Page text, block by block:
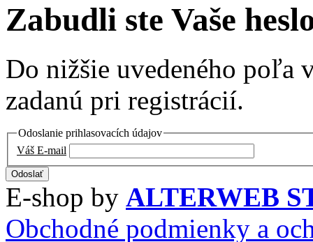
Zabudli ste Vaše
Do nižšie uvedeného poľa
zadanú pri registrácií.
Odoslanie prihlasovacích údajov
Váš E-mail
E-shop by ALTERWEB
Obchodné podmienky a